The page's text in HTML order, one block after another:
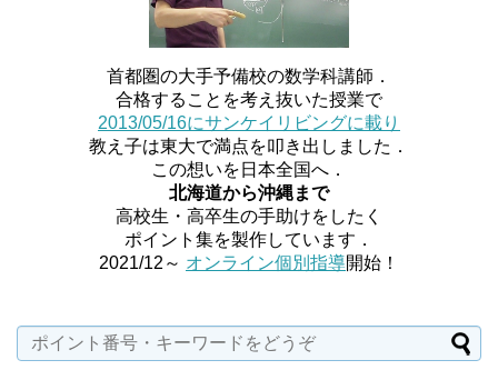
首都圏の大手予備校の数学科講師．
合格することを考え抜いた授業で
2013/05/16にサンケイリビングに載り
教え子は東大で満点を叩き出しました．
この想いを日本全国へ．
北海道から沖縄まで
高校生・高卒生の手助けをしたく
ポイント集を製作しています．
2021/12～ オンライン個別指導開始！